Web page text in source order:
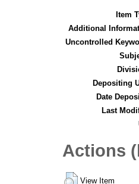
Item
Additional
Uncontrolled
Depositing
Date
Last
Actions
View Item